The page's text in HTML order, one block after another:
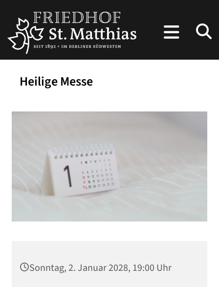
Heilige Messe
Sonntag, 2. Januar 2028, 19:00 Uhr